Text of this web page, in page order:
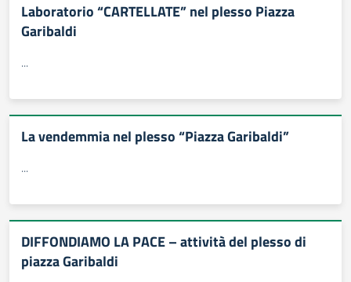
Laboratorio “CARTELLATE” nel plesso Piazza
Garibaldi
...
La vendemmia nel plesso “Piazza Garibaldi”
...
DIFFONDIAMO LA PACE – attività del plesso di
piazza Garibaldi